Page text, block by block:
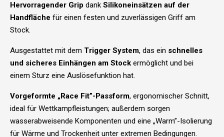
Hervorragender Grip dank Silikoneinsätzen auf der
Handfläche für einen festen und zuverlässigen Griff am
Stock.
Ausgestattet mit dem Trigger System, das ein schnelles
und sicheres Einhängen am Stock ermöglicht und bei
einem Sturz eine Auslösefunktion hat.
Vorgeformte „Race Fit”-Passform, ergonomischer Schnitt,
ideal für Wettkampfleistungen; außerdem sorgen
wasserabweisende Komponenten und eine „Warm”-Isolierung
für Wärme und Trockenheit unter extremen Bedingungen.